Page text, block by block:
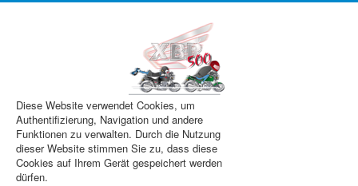
Diese Website verwendet Cookies, um
Authentifizierung, Navigation und andere
Funktionen zu verwalten. Durch die Nutzung
dieser Website stimmen Sie zu, dass diese
Cookies auf Ihrem Gerät gespeichert werden
dürfen.